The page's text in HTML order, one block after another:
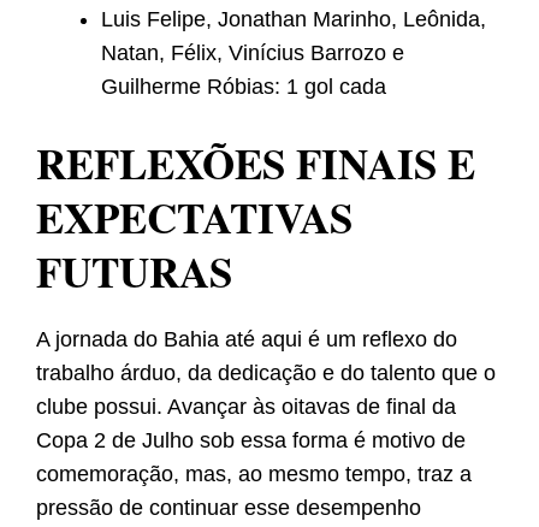
Luis Felipe, Jonathan Marinho, Leônida,
Natan, Félix, Vinícius Barrozo e
Guilherme Róbias: 1 gol cada
REFLEXÕES FINAIS E
EXPECTATIVAS
FUTURAS
A jornada do Bahia até aqui é um reflexo do
trabalho árduo, da dedicação e do talento que o
clube possui. Avançar às oitavas de final da
Copa 2 de Julho sob essa forma é motivo de
comemoração, mas, ao mesmo tempo, traz a
pressão de continuar esse desempenho